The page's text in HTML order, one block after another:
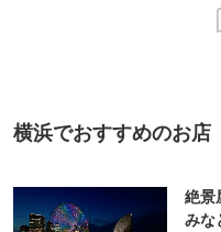
横浜でおすすめのお店
絶景
みな